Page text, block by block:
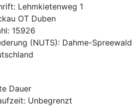
: Lehmkietenweg 1
OT Duben
: 15926
(NUTS): Dahme-Spreewald
Dauer
: Unbegrenzt